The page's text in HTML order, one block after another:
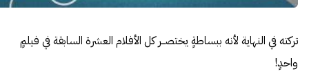
تركته في النهاية لأنه ببساطةٍ يختصــر كل الأفلام العشرة السابقة في فيلمٍ
واحدٍ!